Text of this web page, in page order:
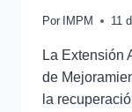
Por IMPM 11
La Extensión
de
la